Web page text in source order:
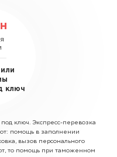
ключ
ключ. Экспресс-перевозка
помощь в заполнении
вызов персонального
то помощь при таможенном